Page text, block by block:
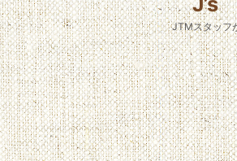
JTMスタッフ